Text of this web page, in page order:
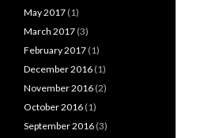
May 2017 (1)
March 2017 (3)
February 2017 (1)
December 2016 (1)
November 2016 (2)
October 2016 (1)
September 2016 (3)